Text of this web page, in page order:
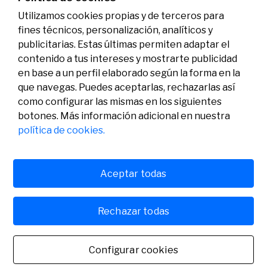
Legal
Aviso legal
Política de privacidad
Actividad
Convocatorias
Premios
Social
© Fundación Banco Sabadell 2024 todos los derechos
Utilizamos cookies propias y de terceros para
fines técnicos, personalización, analíticos y
publicitarias. Estas últimas permiten adaptar el
contenido a tus intereses y mostrarte publicidad
en base a un perfil elaborado según la forma en la
que navegas. Puedes aceptarlas, rechazarlas así
como configurar las mismas en los siguientes
botones. Más información adicional en nuestra
política de cookies.
Configurar cookies
Rechazar todas
Aceptar todas